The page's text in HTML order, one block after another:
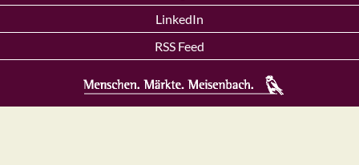
LinkedIn
RSS Feed